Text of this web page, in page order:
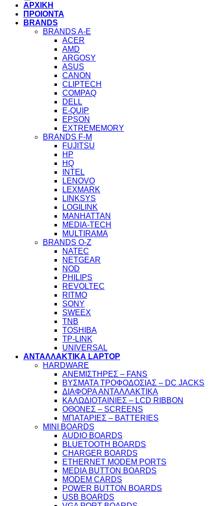
ΑΡΧΙΚΗ
ΠΡΟΙΟΝΤΑ
BRANDS
BRANDS A-E
ACER
AMD
ARGOSY
ASUS
CANON
CLIPTECH
COMPAQ
DELL
E-QUIP
EPSON
EXTREMEMORY
BRANDS F-M
FUJITSU
HP
HQ
INTEL
LENOVO
LEXMARK
LINKSYS
LOGILINK
MANHATTAN
MEDIA-TECH
MULTIRAMA
BRANDS O-Z
NATEC
NETGEAR
NOD
PHILIPS
REVOLTEC
RITMO
SONY
SWEEX
TNB
TOSHIBA
TP-LINK
UNIVERSAL
ΑΝΤΑΛΛΑΚΤΙΚΑ LAPTOP
HARDWARE
ΑΝΕΜΙΣΤΗΡΕΣ – FANS
ΒΥΣΜΑΤΑ ΤΡΟΦΟΔΟΣΙΑΣ – DC JACKS
ΔΙΑΦΟΡΑ ΑΝΤΑΛΛΑΚΤΙΚΑ
ΚΑΛΩΔΙΟΤΑΙΝΙΕΣ – LCD RIBBON
ΟΘΟΝΕΣ – SCREENS
ΜΠΑΤΑΡΙΕΣ – BATTERIES
MINI BOARDS
AUDIO BOARDS
BLUETOOTH BOARDS
CHARGER BOARDS
ETHERNET MODEM PORTS
MEDIA BUTTON BOARDS
MODEM CARDS
POWER BUTTON BOARDS
USB BOARDS